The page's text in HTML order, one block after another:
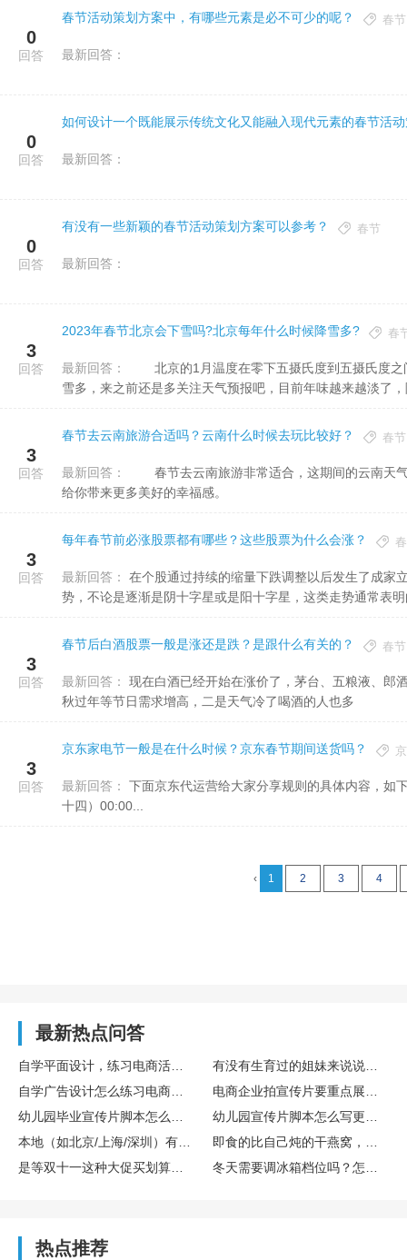
0
回答
春节活动策划方案中，有哪些元素是必不可少的呢？ 春节
最新回答：
0
回答
如何设计一个既能展示传统文化又能融入现代元素的春节活
最新回答：
0
回答
有没有一些新颖的春节活动策划方案可以参考？ 春节
最新回答：
3
回答
2023年春节北京会下雪吗?北京每年什么时候降雪多? 春
最新回答：
雪多，来之前还是多关注天气预报吧，目前年味越来越淡了
3
回答
春节去云南旅游合适吗？云南什么时候去玩比较好？ 春节
最新回答：
给你带来更多美好的幸福感。
3
回答
每年春节前必涨股票都有哪些？这些股票为什么会涨？
最新回答：
势，不论是逐渐是阴十字星或是阳十字星，这类走势通常表
3
回答
春节后白酒股票一般是涨还是跌？是跟什么有关的？ 春节
最新回答：
秋过年等节日需求增高，二是天气冷了喝酒的人也多
3
回答
京东家电节一般是在什么时候？京东春节期间送货吗？
最新回答：
十四）00:00...
‹ 1 2 3 4
最新热点问答
热点推荐